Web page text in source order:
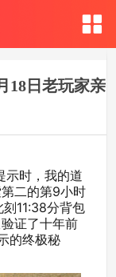
18日老玩家亲
示时，我的道
二的第9小时
11:38分背包
证了十年前
的终极秘